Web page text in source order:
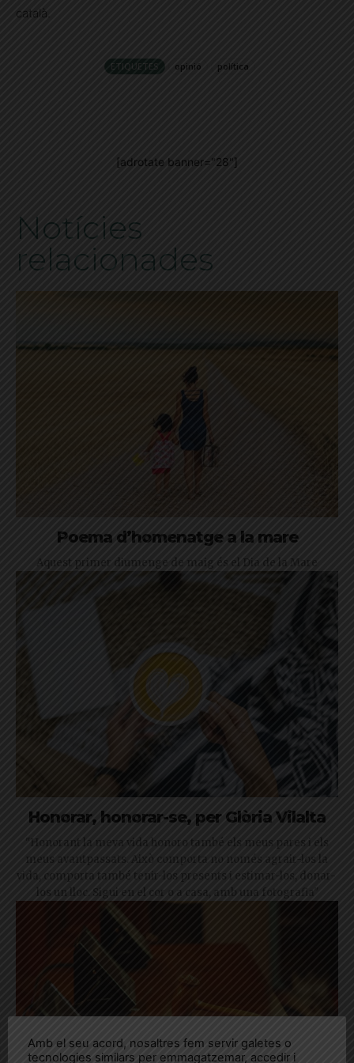
català.
ETIQUETES opinió política
[adrotate banner="28"]
Notícies
relacionades
Poema d’homenatge a la mare
Aquest primer diumenge de maig és el Dia de la Mare
Honorar, honorar-se, per Glòria Vilalta
"Honorant la meva vida honoro també els meus pares i els
meus avantpassats. Això comporta no només agrair-los la
vida, comporta també tenir-los presents i estimar-los, donar-
los un lloc. Sigui en el cor o a casa, amb una fotografia"
Amb el seu acord, nosaltres fem servir galetes o
tecnologies similars per emmagatzemar, accedir i